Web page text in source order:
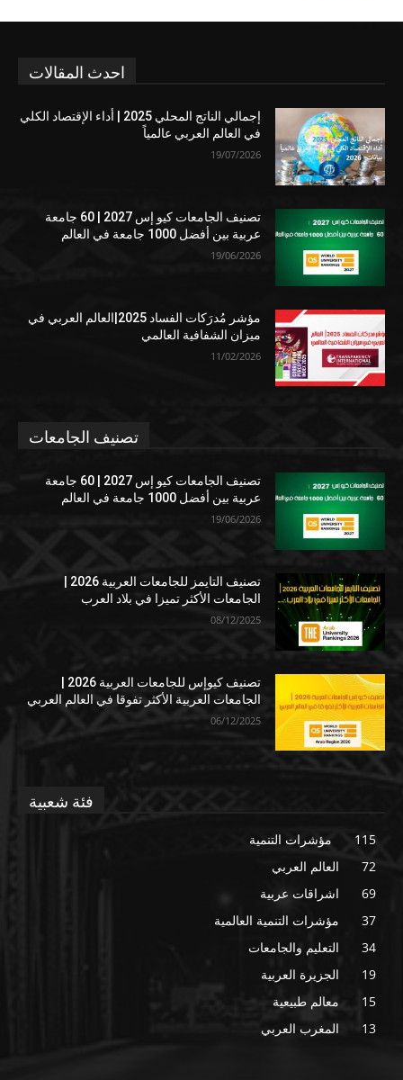
احدث المقالات
إجمالي الناتج المحلي 2025 | أداء الإقتصاد الكلي
في العالم العربي عالمياً
19/07/2026
تصنيف الجامعات كيو إس 2027 | 60 جامعة
عربية بين أفضل 1000 جامعة في العالم
19/06/2026
مؤشر مُدرَكات الفساد 2025|العالم العربي في
ميزان الشفافية العالمي
11/02/2026
تصنيف الجامعات
تصنيف الجامعات كيو إس 2027 | 60 جامعة
عربية بين أفضل 1000 جامعة في العالم
19/06/2026
الجامعات الأكثر تميزا في بلاد العرب
08/12/2025
الجامعات العربية الأكثر تفوقا في العالم العربي
06/12/2025
فئة شعبية
مؤشرات التنمية
115
العالم العربي
72
اشراقات عربية
69
مؤشرات التنمية العالمية
37
التعليم والجامعات
34
الجزيرة العربية
19
معالم طبيعية
15
المغرب العربي
13